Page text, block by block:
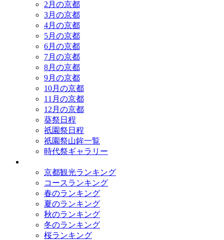
2月の京都
3月の京都
4月の京都
5月の京都
6月の京都
7月の京都
8月の京都
9月の京都
10月の京都
11月の京都
12月の京都
葵祭日程
祇園祭日程
祇園祭山鉾一覧
時代祭ギャラリー
京都観光ランキング
コースランキング
春のランキング
夏のランキング
秋のランキング
冬のランキング
桜ランキング